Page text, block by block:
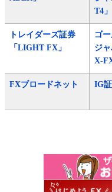
T4」
トレイダーズ証券
「LIGHT FX」
ゴ
ジ
X-
FXブロードネット IG